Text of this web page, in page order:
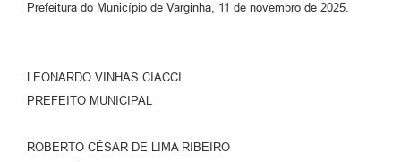
Prefeitura do Município de Varginha, 11 de novembro de 2025.
LEONARDO VINHAS CIACCI
PREFEITO MUNICIPAL
ROBERTO CÉSAR DE LIMA RIBEIRO